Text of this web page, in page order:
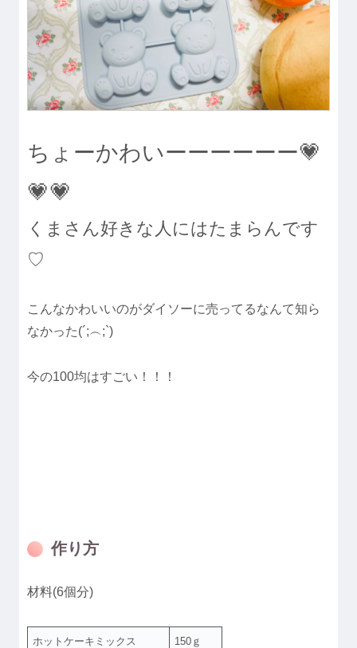
ちょーかわいーーーーーー💗
💗💗
くまさん好きな人にはたまらんです
♡
こんなかわいいのがダイソーに売ってるなんて知ら
なかった(´;︵;`)
今の100均はすごい！！！
作り方
材料(6個分)
ホットケーキミックス 150ｇ